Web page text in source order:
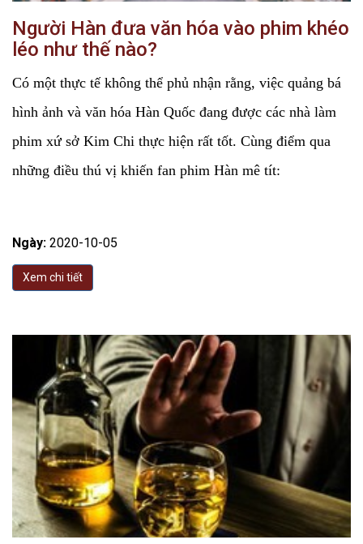
Người Hàn đưa văn hóa vào phim khéo
léo như thế nào?
Có một thực tế không thể phủ nhận rằng, việc quảng bá
hình ảnh và văn hóa Hàn Quốc đang được các nhà làm
phim xứ sở Kim Chi thực hiện rất tốt. Cùng điểm qua
những điều thú vị khiến fan phim Hàn mê tít:
Ngày: 2020-10-05
Xem chi tiết